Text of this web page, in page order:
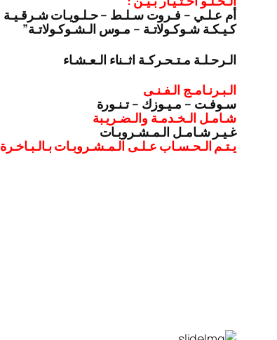
أم عـلـي – فـروت سـلـط – حـلـويـات شـرقـيـة
كـيـكـة شـوكـولاتـة – مـوس الـشـوكـولاتـة”
الـرحـلـة مـتـحـركـة اثــناء الـعـشـاء
الـبـرنـامـج الـفـنـى
سـوفـت – مـيـوزك – تـنـورة
شـامـل الـخـدمـة والـضـريـبة
غـيـر شـامـل الـمـشـروبـات
يـتـم الـحـسـاب عـلـى الـمـشـروبـات بـالـبـاخـرة